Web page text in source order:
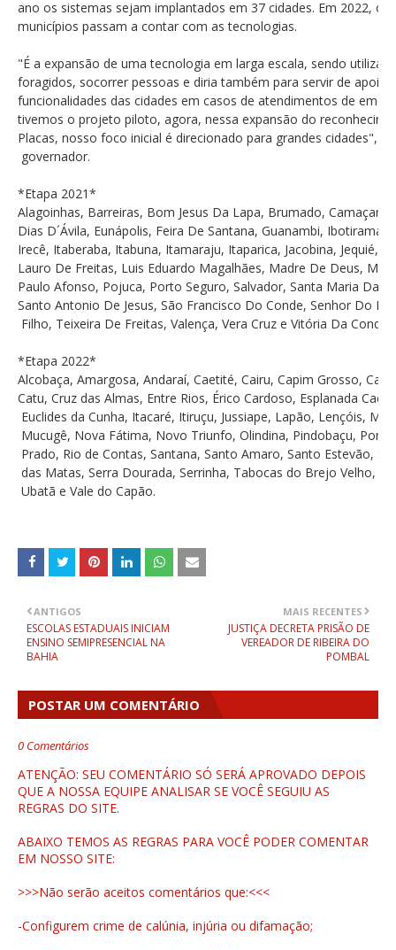
ano os sistemas sejam implantados em 37 cidades. Em 2022,
municípios passam a contar com as tecnologias.
"É a expansão de uma tecnologia em larga escala, sendo
foragidos, socorrer pessoas e diria também para servir de apoio
funcionalidades das cidades em casos de atendimentos de
tivemos o projeto piloto, agora, nessa expansão do
Placas, nosso foco inicial é direcionado para grandes cidades",
governador.
*Etapa 2021*
Alagoinhas, Barreiras, Bom Jesus Da Lapa, Brumado, Camaçari,
Dias D´Ávila, Eunápolis, Feira De Santana, Guanambi, Ibotirama,
Irecê, Itaberaba, Itabuna, Itamaraju, Itaparica, Jacobina, Jequié,
Lauro De Freitas, Luis Eduardo Magalhães, Madre De Deus,
Paulo Afonso, Pojuca, Porto Seguro, Salvador, Santa Maria Da
Santo Antonio De Jesus, São Francisco Do Conde, Senhor Do
Filho, Teixeira De Freitas, Valença, Vera Cruz e Vitória Da
*Etapa 2022*
Alcobaça, Amargosa, Andaraí, Caetité, Cairu, Capim Grosso,
Catu, Cruz das Almas, Entre Rios, Érico Cardoso, Esplanada
Euclides da Cunha, Itacaré, Itiruçu, Jussiape, Lapão, Lençóis,
Mucugê, Nova Fátima, Novo Triunfo, Olindina, Pindobaçu,
Prado, Rio de Contas, Santana, Santo Amaro, Santo Estevão,
das Matas, Serra Dourada, Serrinha, Tabocas do Brejo Velho,
Ubatã e Vale do Capão.
MAIS RECENTES
JUSTIÇA DECRETA PRISÃO DE
VEREADOR DE RIBEIRA DO
POMBAL
ANTIGOS
ESCOLAS ESTADUAIS INICIAM
ENSINO SEMIPRESENCIAL NA
BAHIA
POSTAR UM COMENTÁRIO
0 Comentários
ATENÇÃO: SEU COMENTÁRIO SÓ SERÁ APROVADO DEPOIS
QUE A NOSSA EQUIPE ANALISAR SE VOCÊ SEGUIU AS
REGRAS DO SITE.
ABAIXO TEMOS AS REGRAS PARA VOCÊ PODER COMENTAR
EM NOSSO SITE:
>>>Não serão aceitos comentários que:<<<
-Configurem crime de calúnia, injúria ou difamação;